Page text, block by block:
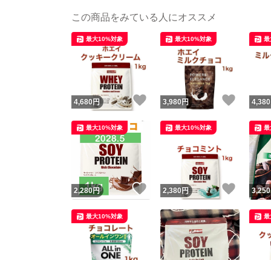
この商品をみている人にオススメ
4,680 円 いいね！
最大10%対象
3,980 円 いいね
最大10%対象
4,380
最
2,280円 いいね！
最大10%対象
2,380 円 いいね
最大10%対象
3,250
最
最大10%対象 最